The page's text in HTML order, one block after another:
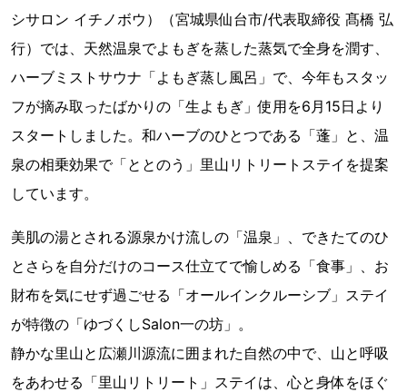
シサロン イチノボウ）（宮城県仙台市/代表取締役 髙橋 弘
行）では、天然温泉でよもぎを蒸した蒸気で全身を潤す、
ハーブミストサウナ「よもぎ蒸し風呂」で、今年もスタッ
フが摘み取ったばかりの「生よもぎ」使用を6月15日より
スタートしました。和ハーブのひとつである「蓬」と、温
泉の相乗効果で「ととのう」里山リトリートステイを提案
しています。
美肌の湯とされる源泉かけ流しの「温泉」、できたてのひ
とさらを自分だけのコース仕立てで愉しめる「食事」、お
財布を気にせず過ごせる「オールインクルーシブ」ステイ
が特徴の「ゆづくしSalon一の坊」。
静かな里山と広瀬川源流に囲まれた自然の中で、山と呼吸
をあわせる「里山リトリート」ステイは、心と身体をほぐ